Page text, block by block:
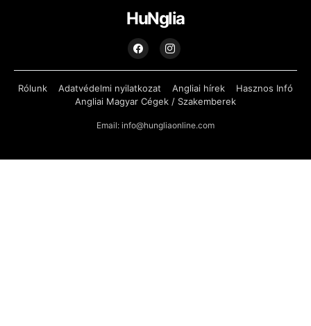
HuNglia
Rólunk Adatvédelmi nyilatkozat Angliai hírek
Hasznos Infó
Angliai Magyar Cégek / Szakemberek
Email: info@hungliaonline.com